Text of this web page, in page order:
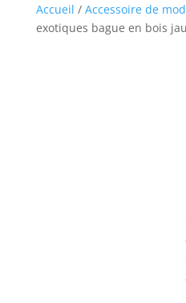
Accueil / Accessoire de
exotiques bague en bois